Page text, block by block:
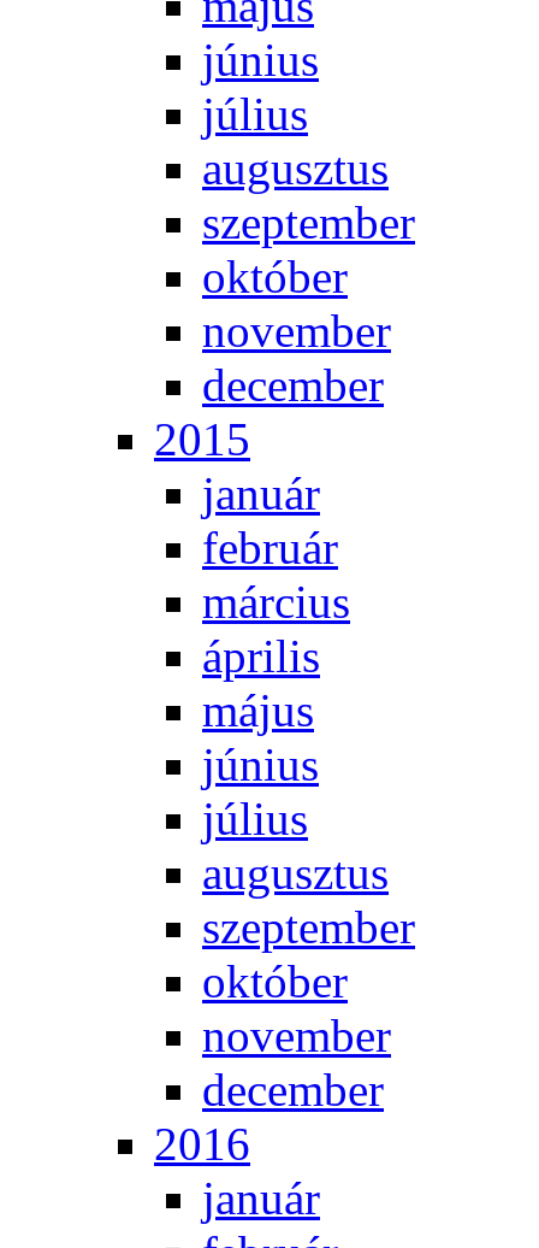
jú­ni­us
jú­li­us
au­gusz­tus
szep­tem­ber
ok­tó­ber
no­vem­ber
de­cem­ber
2015
ja­nu­ár
feb­ru­ár
már­ci­us
áp­ri­lis
má­jus
jú­ni­us
jú­li­us
au­gusz­tus
szep­tem­ber
ok­tó­ber
no­vem­ber
de­cem­ber
2016
ja­nu­ár